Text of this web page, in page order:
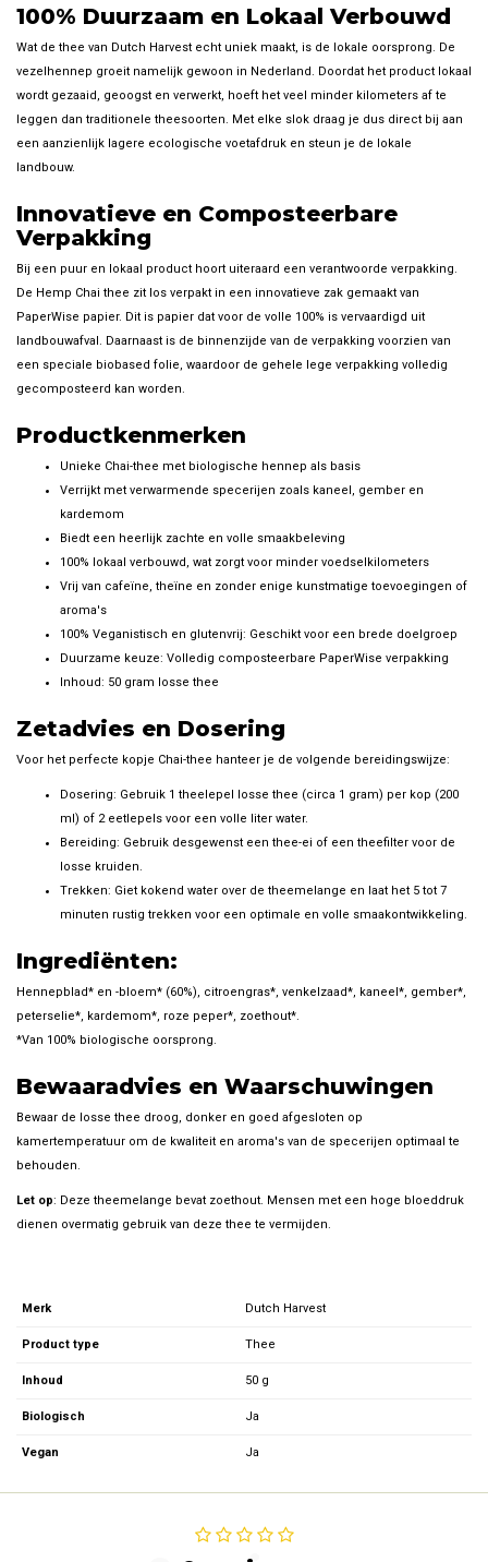
100% Duurzaam en Lokaal Verbouwd
Wat de thee van Dutch Harvest echt uniek maakt, is de lokale oorsprong. De
vezelhennep groeit namelijk gewoon in Nederland. Doordat het product lokaal
wordt gezaaid, geoogst en verwerkt, hoeft het veel minder kilometers af te
leggen dan traditionele theesoorten. Met elke slok draag je dus direct bij aan
een aanzienlijk lagere ecologische voetafdruk en steun je de lokale
landbouw.
Innovatieve en Composteerbare
Verpakking
Bij een puur en lokaal product hoort uiteraard een verantwoorde verpakking.
De Hemp Chai thee zit los verpakt in een innovatieve zak gemaakt van
PaperWise papier. Dit is papier dat voor de volle 100% is vervaardigd uit
landbouwafval. Daarnaast is de binnenzijde van de verpakking voorzien van
een speciale biobased folie, waardoor de gehele lege verpakking volledig
gecomposteerd kan worden.
Productkenmerken
Unieke Chai-thee met biologische hennep als basis
Verrijkt met verwarmende specerijen zoals kaneel, gember en
kardemom
Biedt een heerlijk zachte en volle smaakbeleving
100% lokaal verbouwd, wat zorgt voor minder voedselkilometers
Vrij van cafeïne, theïne en zonder enige kunstmatige toevoegingen of
aroma's
100% Veganistisch en glutenvrij: Geschikt voor een brede doelgroep
Duurzame keuze: Volledig composteerbare PaperWise verpakking
Inhoud: 50 gram losse thee
Zetadvies en Dosering
Voor het perfecte kopje Chai-thee hanteer je de volgende bereidingswijze:
Dosering: Gebruik 1 theelepel losse thee (circa 1 gram) per kop (200
ml) of 2 eetlepels voor een volle liter water.
Bereiding: Gebruik desgewenst een thee-ei of een theefilter voor de
losse kruiden.
Trekken: Giet kokend water over de theemelange en laat het 5 tot 7
minuten rustig trekken voor een optimale en volle smaakontwikkeling.
Ingrediënten:
Hennepblad* en -bloem* (60%), citroengras*, venkelzaad*, kaneel*, gember*,
peterselie*, kardemom*, roze peper*, zoethout*.
*Van 100% biologische oorsprong.
Bewaaradvies en Waarschuwingen
Bewaar de losse thee droog, donker en goed afgesloten op
kamertemperatuur om de kwaliteit en aroma's van de specerijen optimaal te
behouden.
Let op: Deze theemelange bevat zoethout. Mensen met een hoge bloeddruk
dienen overmatig gebruik van deze thee te vermijden.
Merk Dutch Harvest
Product type Thee
Inhoud 50 g
Biologisch Ja
Vegan Ja